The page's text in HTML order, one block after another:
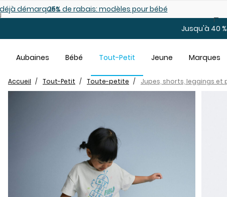
démarqués25% de rabais: modèles pour bébé
Jusqu'à 40
Aubaines Bébé Tout-Petit Jeune Marques
Accueil Tout-Petit Toute-petite Jupes, shorts, leggings